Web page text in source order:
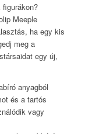
Meeple
ha egy kis
meg a
egy új,
anyagból
és a tartós
vagy